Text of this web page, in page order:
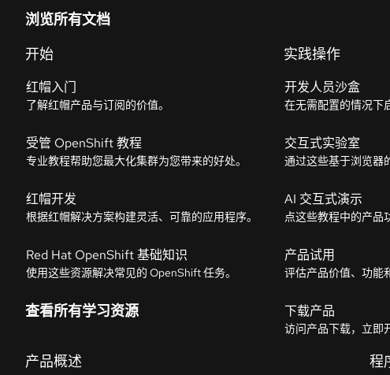
浏览所有文档
开始
红帽入门
了解红帽产品与订阅的价值。
受管 OpenShift 教程
专业教程帮助您最大化集群为您带来的好处。
红帽开发
根据红帽解决方案构建灵活、可靠的应用程序。
Red Hat OpenShift 基础知识
使用这些资源解决常见的 OpenShift 任务。
查看所有学习资源
实践操作
开发人员沙盒
在无需配置的情况下
交互式实验室
通过这些基于浏览器
AI 交互式演示
点这些教程中的产品
产品试用
评估产品价值、功能
下载产品
访问产品下载，立即
产品概述
程